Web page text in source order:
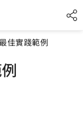
佳實踐範例